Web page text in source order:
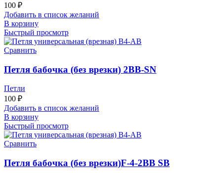
100 ₽
Добавить в список желаний
В корзину
Быстрый просмотр
Сравнить
Петля бабочка (без врезки) 2BB-SN
Петли
100 ₽
Добавить в список желаний
В корзину
Быстрый просмотр
Сравнить
Петля бабочка (без врезки)F-4-2BB SB